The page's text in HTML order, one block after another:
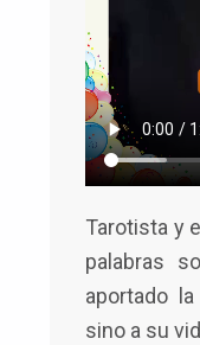
Tarotista y
palabras
aportado
sino a su